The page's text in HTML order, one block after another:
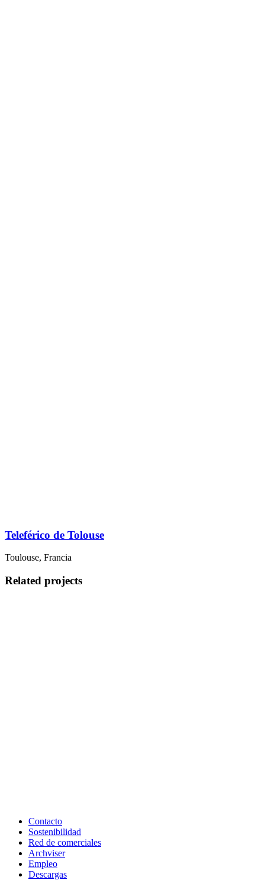
Teleférico de Tolouse
Toulouse, Francia
Related projects
Contacto
Sostenibilidad
Red de comerciales
Archviser
Empleo
Descargas